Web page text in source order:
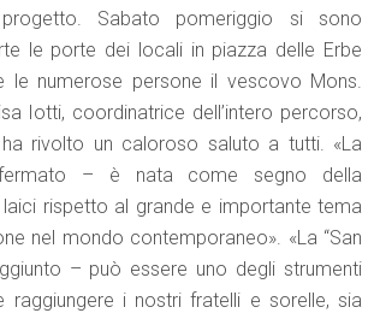
Sabato pomeriggio si sono
le porte dei locali in piazza delle Erbe
le numerose persone il vescovo Mons.
Iotti, coordinatrice dell’intero percorso,
rivolto un caloroso saluto a tutti. «La
– è nata come segno della
rispetto al grande e importante tema
nel mondo contemporaneo». «La “San
– può essere uno degli strumenti
raggiungere i nostri fratelli e sorelle, sia